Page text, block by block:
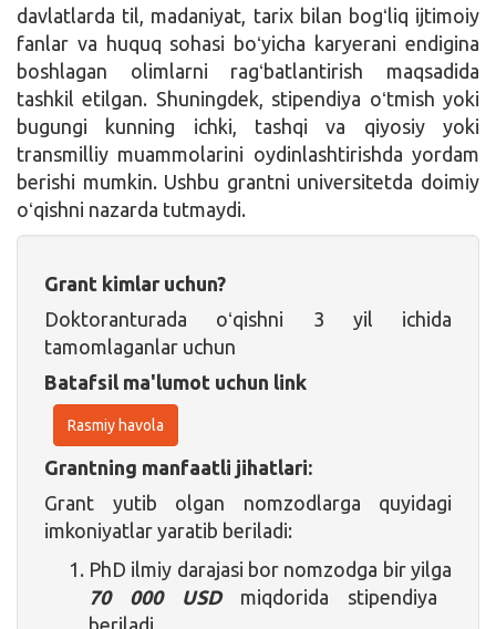
davlatlarda til, madaniyat, tarix bilan bogʻliq ijtimoiy
fanlar va huquq sohasi boʻyicha karyerani endigina
boshlagan olimlarni ragʻbatlantirish maqsadida
tashkil etilgan. Shuningdek, stipendiya oʻtmish yoki
bugungi kunning ichki, tashqi va qiyosiy yoki
transmilliy muammolarini oydinlashtirishda yordam
berishi mumkin. Ushbu grantni universitetda doimiy
oʻqishni nazarda tutmaydi.
Grant kimlar uchun?
Doktoranturada oʻqishni 3 yil ichida
tamomlaganlar uchun
Batafsil ma'lumot uchun link
Rasmiy havola
Grantning manfaatli jihatlari:
Grant yutib olgan nomzodlarga quyidagi
imkoniyatlar yaratib beriladi:
PhD ilmiy darajasi bor nomzodga bir yilga
70 000 USDmiqdorida stipendiya
beriladi.